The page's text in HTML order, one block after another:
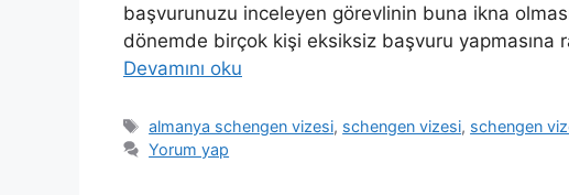
başvurunuzu inceleyen görevlinin buna ikna
dönemde birçok kişi eksiksiz başvuru
Devamını oku
Etiketler
almanya schengen vizesi, schengen vizesi, schengen
Yorum yap